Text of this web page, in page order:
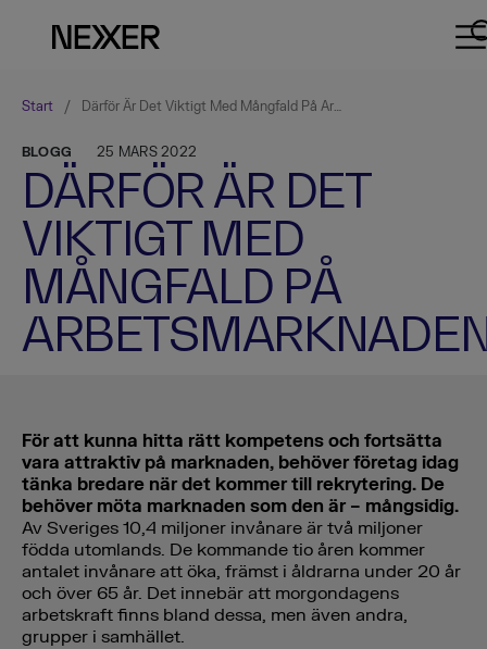
Start / Därför Är Det Viktigt Med Mångfald På Arbetsmarknaden
BLOGG 25 MARS 2022
DÄRFÖR ÄR DET
VIKTIGT MED
MÅNGFALD PÅ
För att kunna hitta rätt kompetens och fortsätta
vara attraktiv på marknaden, behöver företag idag
tänka bredare när det kommer till rekrytering. De
behöver möta marknaden som den är – mångsidig.
Av Sveriges 10,4 miljoner invånare är två miljoner
födda utomlands. De kommande tio åren kommer
antalet invånare att öka, främst i åldrarna under 20 år
och över 65 år. Det innebär att morgondagens
arbetskraft finns bland dessa, men även andra,
grupper i samhället.